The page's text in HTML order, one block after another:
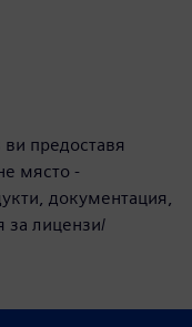
предоставя
място -
документация,
за лицензи/